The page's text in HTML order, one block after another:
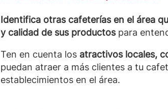
Identifica otras cafeterías en el área
y calidad de sus productospara
Ten en cuenta los atractivos locales,
puedan atraer a más clientes a tu
establecimientos en el área.